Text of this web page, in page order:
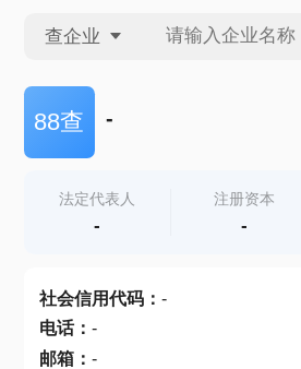
查企业
查企业
查产地
88查 -
法定代表人
-
注册资本
-
社会信用代码： -
电话： -
邮箱： -